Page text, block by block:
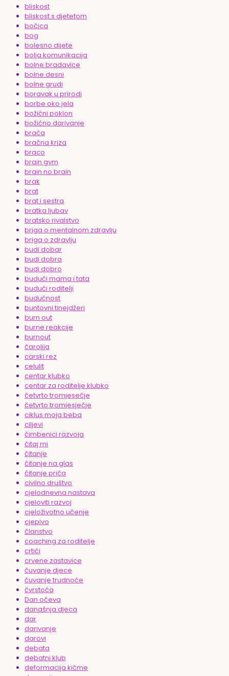
bliskost
bliskost s djetetom
bočica
bog
bolesno dijete
bolja komunikacija
bolne bradavice
bolne desni
bolne grudi
boravak u prirodi
borbe oko jela
božićni poklon
božićno darivanje
braća
bračna kriza
braco
brain gym
brain no brain
brak
brat
brat i sestra
bratka ljubav
bratsko rivalstvo
briga o mentalnom zdravlju
briga o zdravlju
budi dobar
budi dobra
budi dobro
budući mama i tata
budući roditelji
budućnost
buntovni tinejdžeri
burn out
burne reakcije
burnout
čarolija
carski rez
celulit
centar klubko
centar za roditelje klubko
četvrto tromjesečje
četvrto tromjesječje
ciklus moja beba
ciljevi
čimbenici razvoja
čitaj mi
čitanje
čitanje na glas
čitanje priča
civilno društvo
cjelodnevna nastava
cjeloviti razvoj
cjeloživotno učenje
cjepivo
članstvo
coaching za roditelje
crtići
crvene zastavice
čuvanje djece
čuvanje trudnoće
čvrstoća
Dan očeva
današnja djeca
dar
darivanje
darovi
debata
debatni klub
deformacija kičme